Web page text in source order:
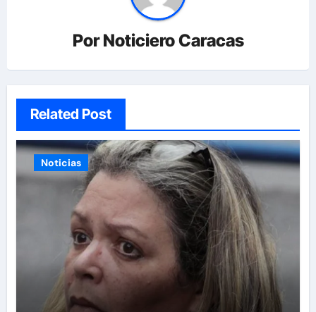
PorNoticiero Caracas
Related Post
Noticias